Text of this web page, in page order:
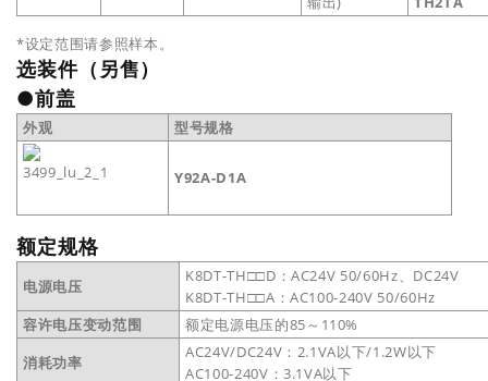
*设定范围请参照样本。
选装件（另售）
●前盖
外观 型号规格
Y92A-D1A
额定规格
电源电压
K8DT-TH□□D：AC24V 50/60Hz、DC24V
K8DT-TH□□A：AC100-240V 50/60Hz
容许电压变动范围
额定电源电压的85～110%
消耗功率
AC24V/DC24V：2.1VA以下/1.2W以下
AC100-240V：3.1VA以下